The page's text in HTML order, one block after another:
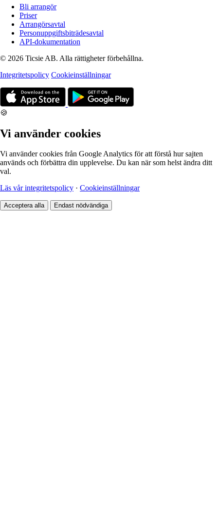
Bli arrangör
Priser
Arrangörsavtal
Personuppgiftsbiträdesavtal
API-dokumentation
© 2026 Ticsie AB. Alla rättigheter förbehållna.
Integritetspolicy Cookieinställningar
🍪
Vi använder cookies
Vi använder cookies från Google Analytics för att förstå hur sajten
används och förbättra din upplevelse. Du kan när som helst ändra ditt
val.
Läs vår integritetspolicy · Cookieinställningar
Acceptera alla Endast nödvändiga